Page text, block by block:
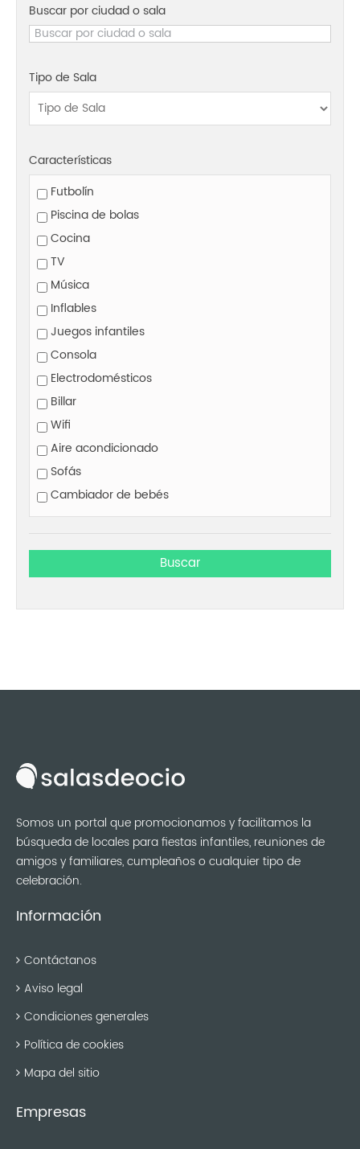
Buscar por ciudad o sala
Tipo de Sala
Características
Futbolín
Piscina de bolas
Cocina
TV
Música
Inflables
Juegos infantiles
Consola
Electrodomésticos
Billar
Wifi
Aire acondicionado
Sofás
Cambiador de bebés
Somos un portal que promocionamos y facilitamos la
búsqueda de locales para fiestas infantiles, reuniones de
amigos y familiares, cumpleaños o cualquier tipo de
celebración.
Información
Contáctanos
Aviso legal
Condiciones generales
Política de cookies
Mapa del sitio
Empresas